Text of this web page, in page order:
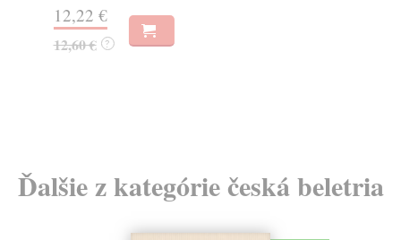
18,24 €
Ďalšie z kategórie česká beletria